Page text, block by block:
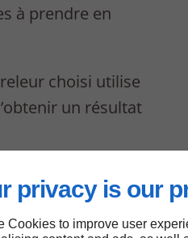
privacy is our
Cookies to improve user
à prendre en
choisi utilise
un résultat
de